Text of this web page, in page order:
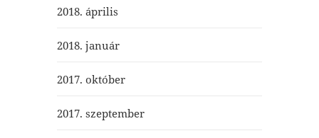
2018. április
2018. január
2017. október
2017. szeptember